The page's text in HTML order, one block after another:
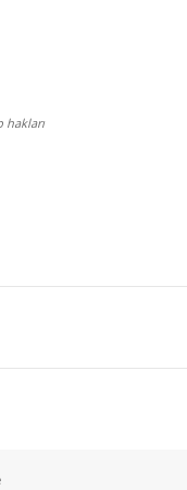
hakları